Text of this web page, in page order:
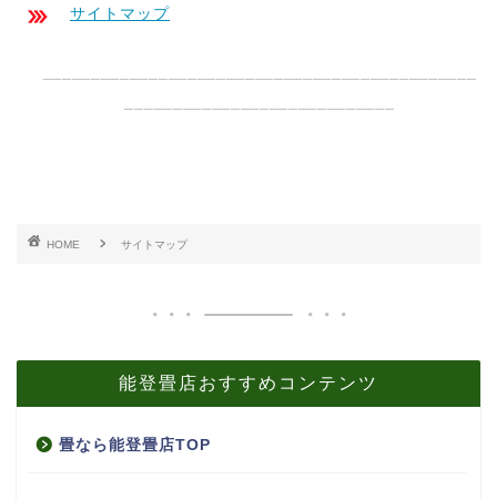
サイトマップ
HOME サイトマップ
能登畳店おすすめコンテンツ
畳なら能登畳店TOP